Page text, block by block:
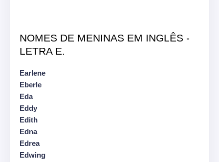
NOMES DE MENINAS EM INGLÊS -
LETRA E.
Earlene
Eberle
Eda
Eddy
Edith
Edna
Edrea
Edwing